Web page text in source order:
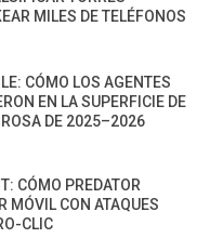
MILES DE TELÉFONOS
CÓMO LOS AGENTES
EN LA SUPERFICIE DE
DE 2025–2026
CÓMO PREDATOR
MÓVIL CON ATAQUES
CLIC